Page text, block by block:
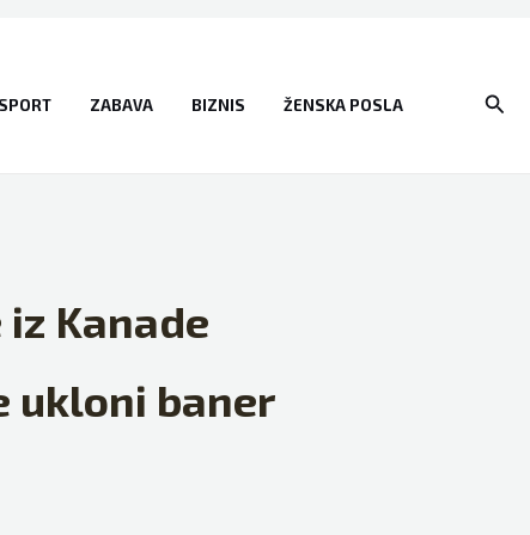
SPORT ZABAVA BIZNIS ŽENSKA POSLA
Kanade
ukloni baner